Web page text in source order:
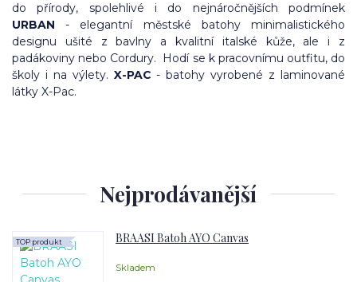
do přírody, spolehlivé i do nejnáročnějších podmínek
URBAN - elegantní městské batohy minimalistického
designu ušité z bavlny a kvalitní italské kůže, ale i z
padákoviny nebo Cordury. Hodí se k pracovnímu outfitu, do
školy i na výlety. X-PAC- batohy vyrobené z laminované
látky X-Pac.
Nejprodávanější
BRAASI Batoh AYO Canvas
Skladem
TOP produkt